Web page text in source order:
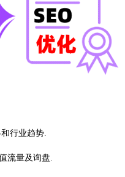
行业趋势.
流量及询盘.